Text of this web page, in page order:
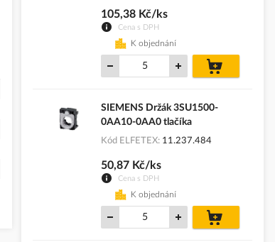
Cena s DPH
105,38 Kč/ks
K objednání
košíku
SIEMENS Držák 3SU1500-
0AA10-0AA0 tlačíka
Kód ELFETEX 11.237.484
Cena s DPH
50,87 Kč/ks
K objednání
košíku